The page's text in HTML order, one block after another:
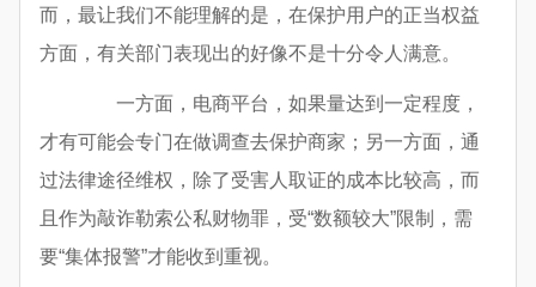
而，最让我们不能理解的是，在保护用户的正当权益
方面，有关部门表现出的好像不是十分令人满意。
一方面，电商平台，如果量达到一定程度，
才有可能会专门在做调查去保护商家；另一方面，通
过法律途径维权，除了受害人取证的成本比较高，而
且作为敲诈勒索公私财物罪，受“数额较大”限制，需
要“集体报警”才能收到重视。